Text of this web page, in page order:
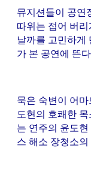
뮤지션들이 공연
따위는 접어 버
날까를 고민하게
가 본 공연에 뜬
묵은 숙변이 어
도현의 호쾌한
는 연주의 윤도
스 해소 장청소